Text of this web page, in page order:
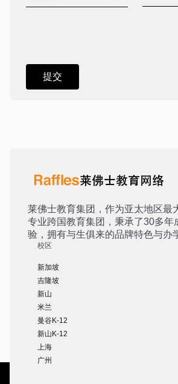
莱佛士教育集团，作为亚太地区最
专业跨国教育集团，秉承了30多年
验，拥有与生俱来的品牌特色与办
校区
新加坡
吉隆坡
新山
米兰
曼谷K-12
新山K-12
上海
广州